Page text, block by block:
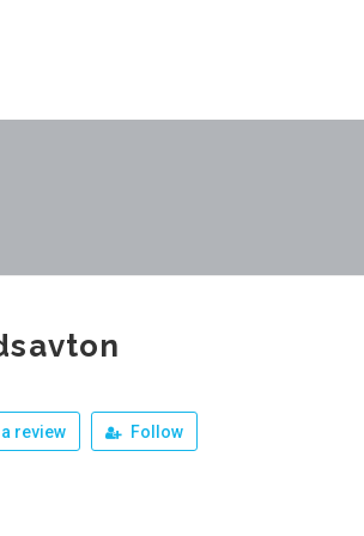
review Follow